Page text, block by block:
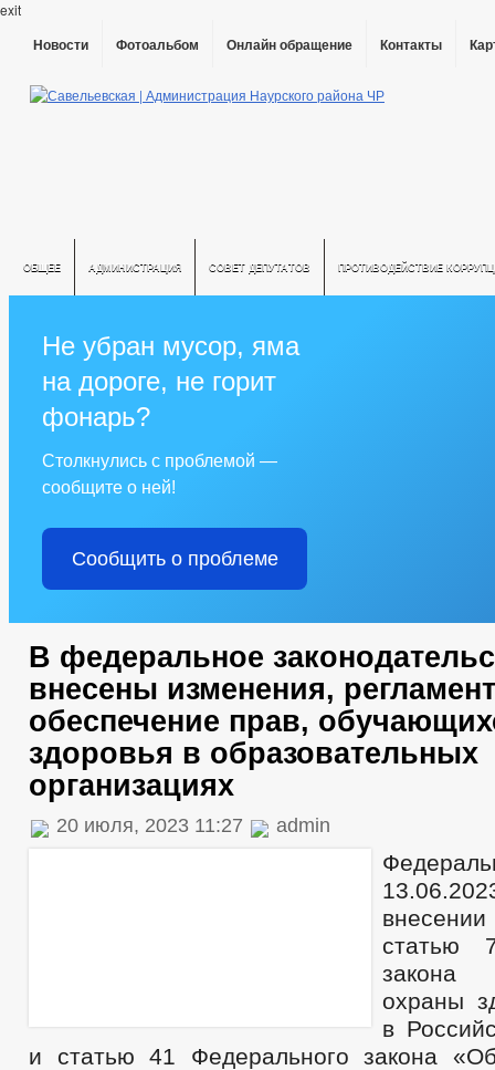
exit
Новости Фотоальбом Онлайн обращение Контакты
ОБЩЕЕ АДМИНИСТРАЦИЯ СОВЕТ ДЕПУТАТОВ ПРОТИВОДЕЙСТВИЕ
Не убран мусор, яма
на дороге, не горит
фонарь?
Столкнулись с проблемой —
сообщите о ней!
Сообщить о проблеме
В федеральное
внесены изменения,
обеспечение прав,
здоровья в образовательных
организациях
20 июля, 2023 11:27 admin
статью
закона
охраны
в
и статью 41 Федерального закона